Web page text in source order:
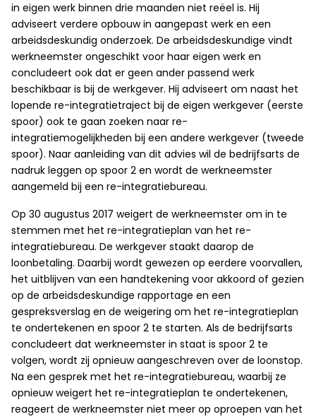
in eigen werk binnen drie maanden niet reëel is. Hij
adviseert verdere opbouw in aangepast werk en een
arbeidsdeskundig onderzoek. De arbeidsdeskundige vindt
werkneemster ongeschikt voor haar eigen werk en
concludeert ook dat er geen ander passend werk
beschikbaar is bij de werkgever. Hij adviseert om naast het
lopende re-integratietraject bij de eigen werkgever (eerste
spoor) ook te gaan zoeken naar re-
integratiemogelijkheden bij een andere werkgever (tweede
spoor). Naar aanleiding van dit advies wil de bedrijfsarts de
nadruk leggen op spoor 2 en wordt de werkneemster
aangemeld bij een re-integratiebureau.
Op 30 augustus 2017 weigert de werkneemster om in te
stemmen met het re-integratieplan van het re-
integratiebureau. De werkgever staakt daarop de
loonbetaling. Daarbij wordt gewezen op eerdere voorvallen,
het uitblijven van een handtekening voor akkoord of gezien
op de arbeidsdeskundige rapportage en een
gespreksverslag en de weigering om het re-integratieplan
te ondertekenen en spoor 2 te starten. Als de bedrijfsarts
concludeert dat werkneemster in staat is spoor 2 te
volgen, wordt zij opnieuw aangeschreven over de loonstop.
Na een gesprek met het re-integratiebureau, waarbij ze
opnieuw weigert het re-integratieplan te ondertekenen,
reageert de werkneemster niet meer op oproepen van het